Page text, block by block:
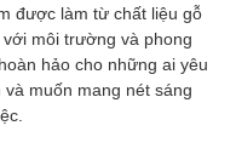
được làm từ chất liệu gỗ
môi trường và phong
hảo cho những ai yêu
muốn mang nét sáng